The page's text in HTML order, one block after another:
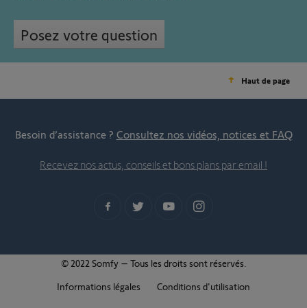
Posez votre question
Haut de page
Besoin d’assistance ? Consultez nos vidéos, notices et FAQ
Recevez nos actus, conseils et bons plans par email !
© 2022 Somfy – Tous les droits sont réservés.
Informations légales
Conditions d'utilisation